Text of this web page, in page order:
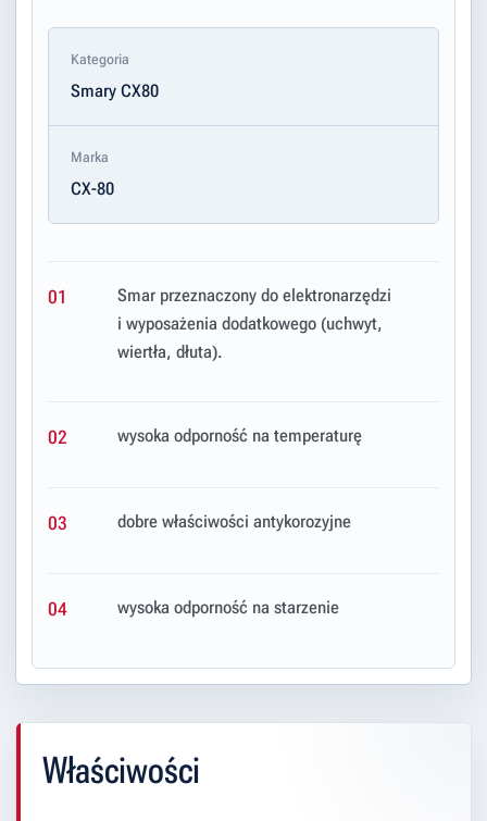
Kategoria
Smary CX80
Marka
CX-80
01
Smar przeznaczony do elektronarzędzi
i wyposażenia dodatkowego (uchwyt,
wiertła, dłuta).
02 wysoka odporność na temperaturę
03 dobre właściwości antykorozyjne
04 wysoka odporność na starzenie
Właściwości